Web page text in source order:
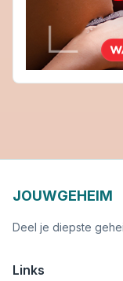
JOUWGEHEIM
Deel je diepste
Links